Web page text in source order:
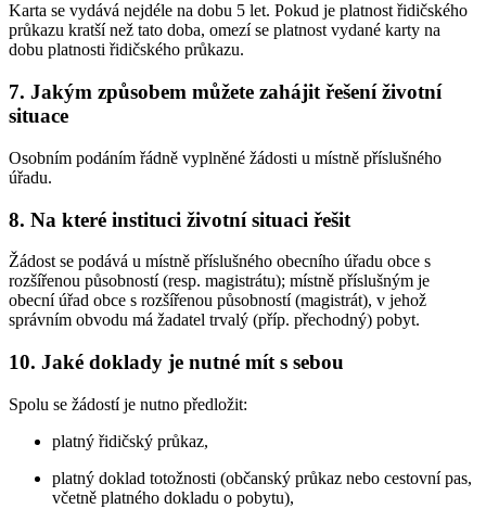
Karta se vydává nejdéle na dobu 5 let. Pokud je platnost řidičského
průkazu kratší než tato doba, omezí se platnost vydané karty na
dobu platnosti řidičského průkazu.
7. Jakým způsobem můžete zahájit řešení životní
situace
Osobním podáním řádně vyplněné žádosti u místně příslušného
úřadu.
8. Na které instituci životní situaci řešit
Žádost se podává u místně příslušného obecního úřadu obce s
rozšířenou působností (resp. magistrátu); místně příslušným je
obecní úřad obce s rozšířenou působností (magistrát), v jehož
správním obvodu má žadatel trvalý (příp. přechodný) pobyt.
10. Jaké doklady je nutné mít s sebou
Spolu se žádostí je nutno předložit:
platný řidičský průkaz,
platný doklad totožnosti (občanský průkaz nebo cestovní pas,
včetně platného dokladu o pobytu),